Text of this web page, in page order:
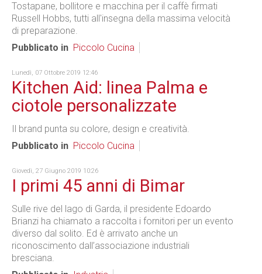
Tostapane, bollitore e macchina per il caffè firmati
Russell Hobbs, tutti all'insegna della massima velocità
di preparazione.
Pubblicato in Piccolo Cucina
Lunedì, 07 Ottobre 2019 12:46
Kitchen Aid: linea Palma e
ciotole personalizzate
Il brand punta su colore, design e creatività.
Pubblicato in Piccolo Cucina
Giovedì, 27 Giugno 2019 10:26
I primi 45 anni di Bimar
Sulle rive del lago di Garda, il presidente Edoardo
Brianzi ha chiamato a raccolta i fornitori per un evento
diverso dal solito. Ed è arrivato anche un
riconoscimento dall’associazione industriali
bresciana.